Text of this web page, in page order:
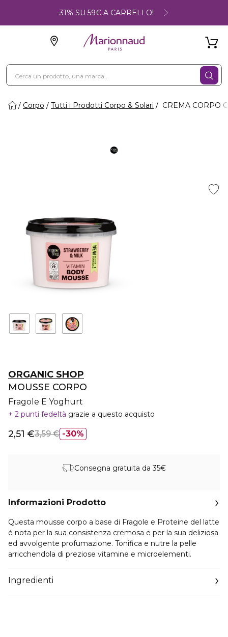
-31% SU 59€ A CARRELLO!
Corpo Tutti i Prodotti Corpo & Solari CREMA CORPO
ORGANIC SHOP
MOUSSE CORPO
Fragole E Yoghurt
2 punti fedeltà grazie a questo acquisto
30%
2,51 €3,59 €
Consegna gratuita da 35€
Informazioni Prodotto
Questa mousse corpo a base di Fragole e Proteine del latte
é nota per la sua consistenza cremosa e per la sua deliziosa
ed avvolgente profumazione. Tonifica e nutre la pelle
arricchendola di preziose vitamine e microelementi.
Ingredienti